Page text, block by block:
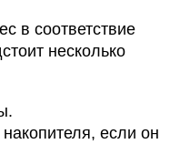
в соответствие
несколько
если он